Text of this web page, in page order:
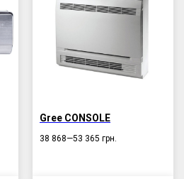
Gree CONSOLE
38 868—53 365 грн.